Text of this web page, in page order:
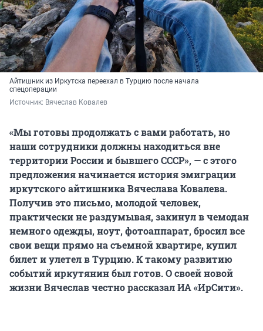
Айтишник из Иркутска переехал в Турцию после начала
спецоперации
Источник: Вячеслав Ковалев
«Мы готовы продолжать с вами работать, но
наши сотрудники должны находиться вне
территории России и бывшего СССР», — с этого
предложения начинается история эмиграции
иркутского айтишника Вячеслава Ковалева.
Получив это письмо, молодой человек,
практически не раздумывая, закинул в чемодан
немного одежды, ноут, фотоаппарат, бросил все
свои вещи прямо на съемной квартире, купил
билет и улетел в Турцию. К такому развитию
событий иркутянин был готов. О своей новой
жизни Вячеслав честно рассказал ИА «ИрСити».